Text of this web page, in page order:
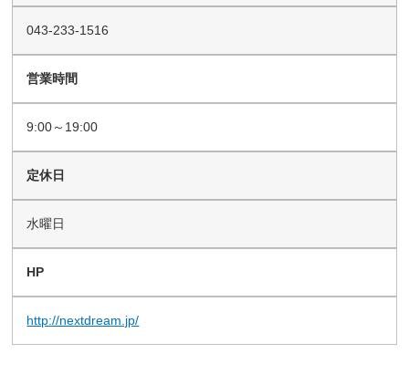
043-233-1516
営業時間
9:00～19:00
定休日
水曜日
HP
http://nextdream.jp/